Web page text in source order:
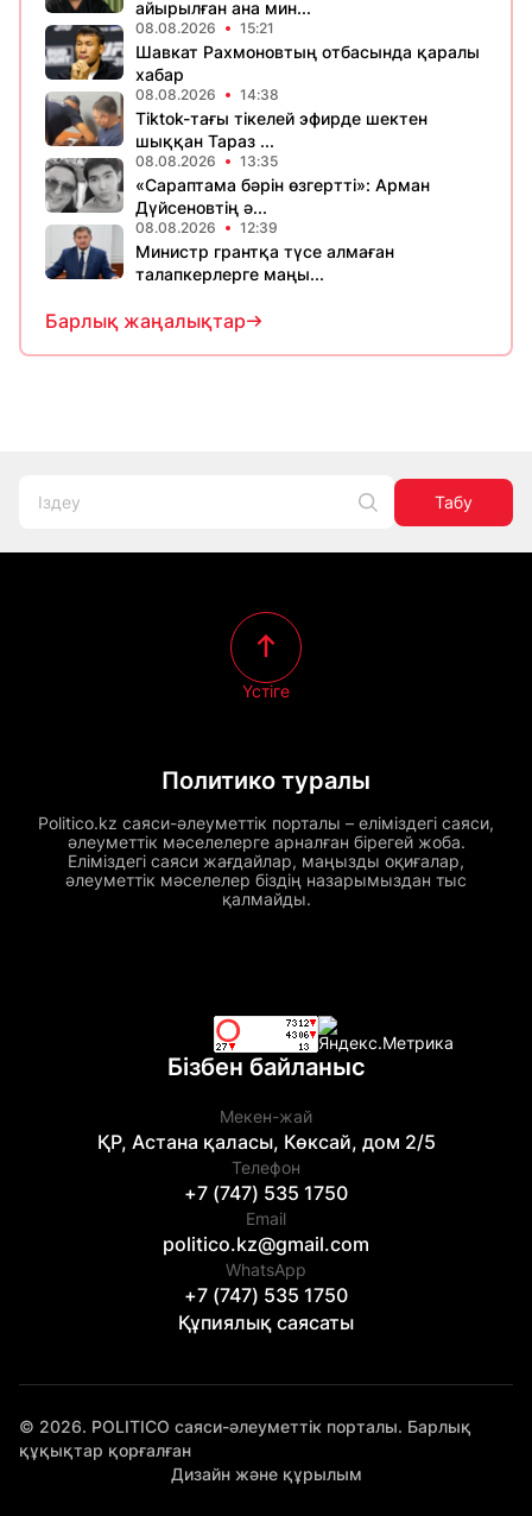
айырылған ана мин...
08.08.2026 15:21
Шавкат Рахмоновтың отбасында қаралы
хабар
08.08.2026 14:38
Tiktok-тағы тікелей эфирде шектен
шыққан Тараз ...
08.08.2026 13:35
«Сараптама бәрін өзгертті»: Арман
Дүйсеновтің ә...
08.08.2026 12:39
Министр грантқа түсе алмаған
талапкерлерге маңы...
Барлық жаңалықтар
Табу
Политико туралы
Politico.kz саяси-әлеуметтік порталы – еліміздегі саяси,
әлеуметтік мәселелерге арналған бірегей жоба.
Еліміздегі саяси жағдайлар, маңызды оқиғалар,
әлеуметтік мәселелер біздің назарымыздан тыс
қалмайды.
Үстіге
Бізбен байланыс
Мекен-жай
ҚР, Астана қаласы, Көксай, дом 2/5
Телефон
+7 (747) 535 1750
Email
politico.kz@gmail.com
WhatsApp
+7 (747) 535 1750
Құпиялық саясаты
© 2026. POLITICO саяси-әлеуметтік порталы. Барлық
құқықтар қорғалған
Дизайн және құрылым